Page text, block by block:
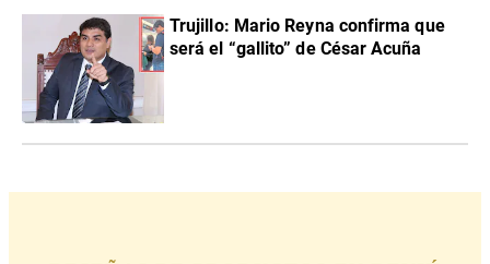
Trujillo: Mario Reyna confirma que
será el “gallito” de César Acuña